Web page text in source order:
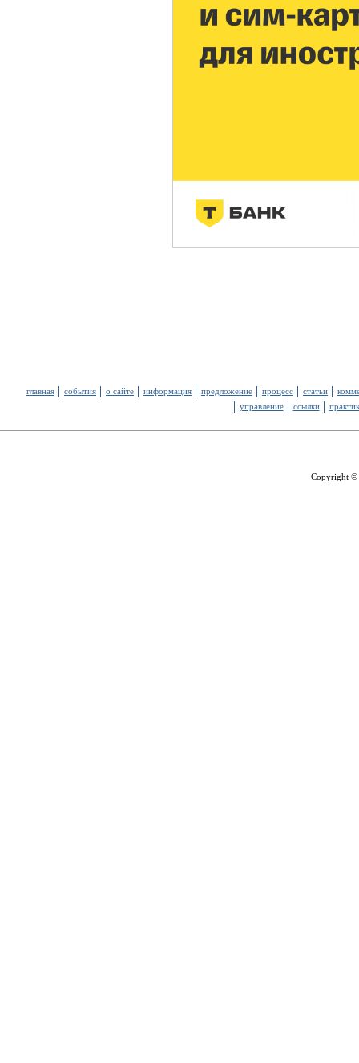
главная события о сайте информация предложение процесс статьи
управление
ссылки
Copyright ©